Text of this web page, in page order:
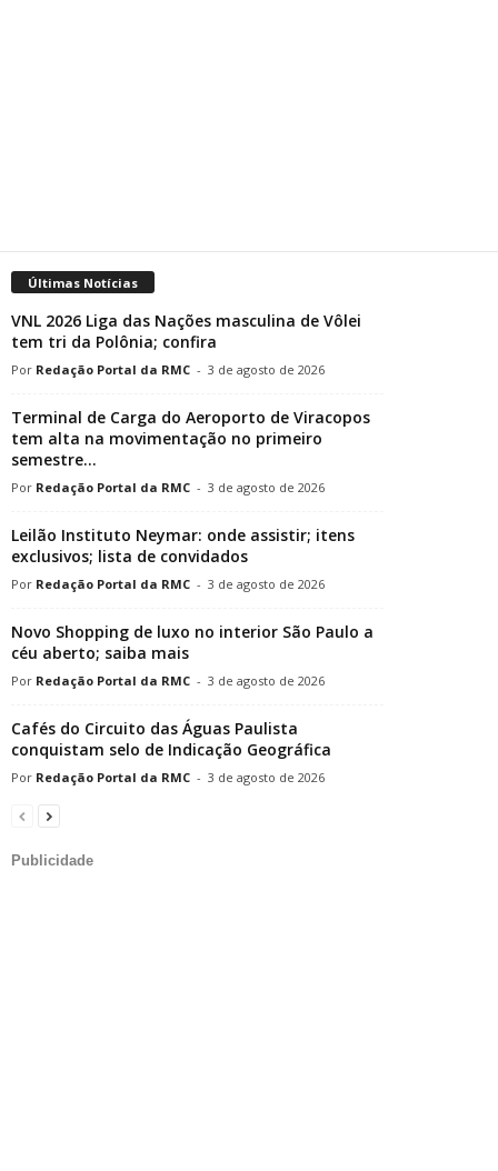
Últimas Notícias
VNL 2026 Liga das Nações masculina de Vôlei
tem tri da Polônia; confira
Redação Portal da RMC - 3 de agosto de 2026
Terminal de Carga do Aeroporto de Viracopos
tem alta na movimentação no primeiro
semestre...
Redação Portal da RMC - 3 de agosto de 2026
Leilão Instituto Neymar: onde assistir; itens
exclusivos; lista de convidados
Redação Portal da RMC - 3 de agosto de 2026
Novo Shopping de luxo no interior São Paulo a
céu aberto; saiba mais
Redação Portal da RMC - 3 de agosto de 2026
Cafés do Circuito das Águas Paulista
conquistam selo de Indicação Geográfica
Redação Portal da RMC - 3 de agosto de 2026
Publicidade